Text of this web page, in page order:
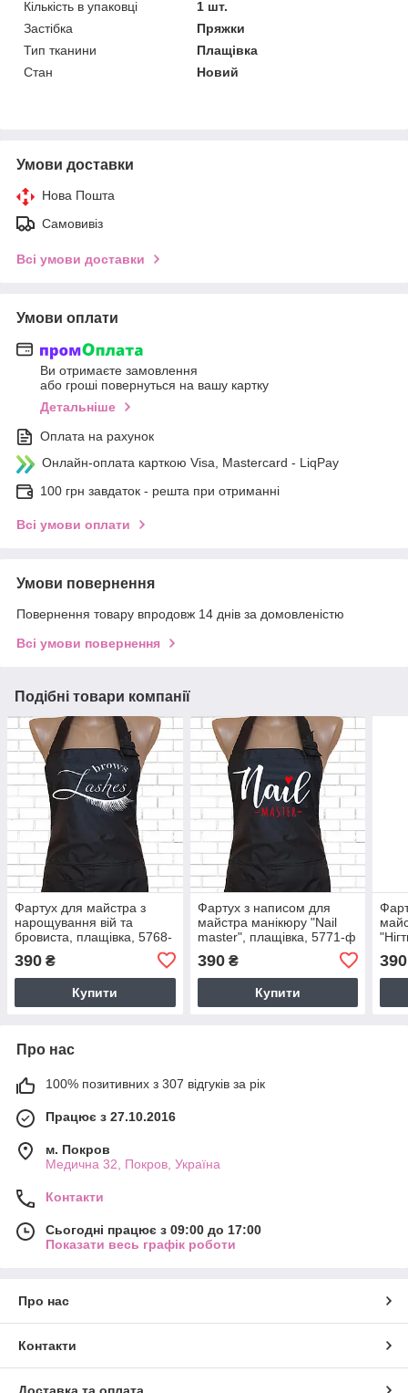
Кількість в упаковці
1 шт.
Застібка
Пряжки
Тип тканини
Плащівка
Стан
Новий
Умови доставки
Нова Пошта
Самовивіз
Всі умови доставки
Умови оплати
Ви отримаєте замовлення
або гроші повернуться на вашу картку
Детальніше
Оплата на рахунок
Онлайн-оплата карткою Visa, Mastercard - LiqPay
100 грн завдаток - решта при отриманні
Всі умови оплати
Умови повернення
Повернення товару впродовж 14 днів за домовленістю
Всі умови повернення
Подібні товари компанії
Фартух для майстра з
нарощування вій та
бровиста, плащівка, 5768-
390 ₴
Купити
Фартух з написом для
майстра манікюру "Nail
master", плащівка, 5771-ф
390₴
Купити
390
Про нас
100% позитивних з 307 відгуків за рік
Працює з 27.10.2016
м. Покров
Медична 32, Покров, Україна
Контакти
Сьогодні працює з 09:00 до 17:00
Показати весь графік роботи
Про нас
Контакти
Доставка та оплата